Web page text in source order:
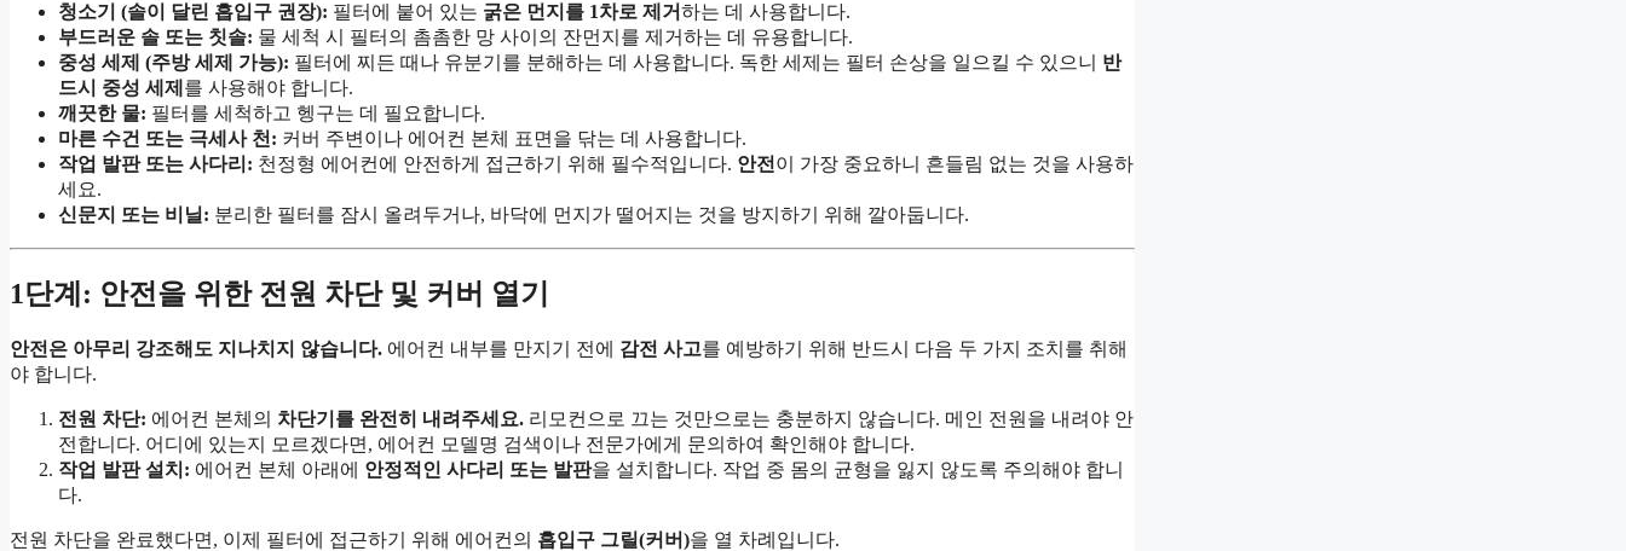
청소기 (솔이 달린 흡입구 권장): 필터에 붙어 있는 굵은 먼지를 1차로 제거하는 데 사용합니다.
부드러운 솔 또는 칫솔: 물 세척 시 필터의 촘촘한 망 사이의 잔먼지를 제거하는 데 유용합니다.
중성 세제 (주방 세제 가능): 필터에 찌든 때나 유분기를 분해하는 데 사용합니다. 독한 세제는 필터 손상을 일으킬 수 있으니 반
드시 중성 세제 를 사용해야 합니다.
깨끗한 물: 필터를 세척하고 헹구는 데 필요합니다.
마른 수건 또는 극세사 천: 커버 주변이나 에어컨 본체 표면을 닦는 데 사용합니다.
작업 발판 또는 사다리: 천정형 에어컨에 안전하게 접근하기 위해 필수적입니다. 안전 이 가장 중요하니 흔들림 없는 것을 사용하
세요.
신문지 또는 비닐: 분리한 필터를 잠시 올려두거나, 바닥에 먼지가 떨어지는 것을 방지하기 위해 깔아둡니다.
1단계: 안전을 위한 전원 차단 및 커버 열기
안전은 아무리 강조해도 지나치지 않습니다. 에어컨 내부를 만지기 전에 감전 사고를 예방하기 위해 반드시 다음 두 가지 조치를 취해
야 합니다.
전원 차단: 에어컨 본체의 차단기를 완전히 내려주세요. 리모컨으로 끄는 것만으로는 충분하지 않습니다. 메인 전원을 내려야 안
전합니다. 어디에 있는지 모르겠다면, 에어컨 모델명 검색이나 전문가에게 문의하여 확인해야 합니다.
작업 발판 설치: 에어컨 본체 아래에 안정적인 사다리 또는 발판을 설치합니다. 작업 중 몸의 균형을 잃지 않도록 주의해야 합니
다.
전원 차단을 완료했다면, 이제 필터에 접근하기 위해 에어컨의 흡입구 그릴(커버)을 열 차례입니다.